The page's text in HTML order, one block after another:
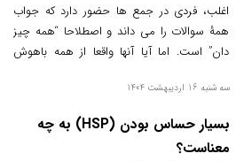
اغلب، فردی در جمع ها حضور دارد که جواب
همۀ سوالات را می داند و اصطلاحا “همه چیز
دان” است. اما آیا آنها واقعا از همه باهوش
این ویژگی را دارند؟
سه شنبه 16 اردیبهشت 1404
بسیار حساس بودن (HSP) به چه
معناست؟